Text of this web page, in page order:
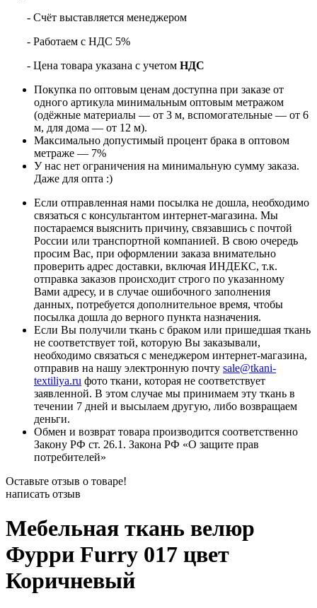
- Счёт выставляется менеджером
- Работаем с НДС 5%
- Цена товара указана с учетом НДС
Покупка по оптовым ценам доступна при заказе от
одного артикула минимальным оптовым метражом
(одёжные материалы — от 3 м, вспомогательные — от 6
м, для дома — от 12 м).
Максимально допустимый процент брака в оптовом
метраже — 7%
У нас нет ограничения на минимальную сумму заказа.
Даже для опта :)
Если отправленная нами посылка не дошла, необходимо
связаться с консультантом интернет-магазина. Мы
постараемся выяснить причину, связавшись с почтой
России или транспортной компанией. В свою очередь
просим Вас, при оформлении заказа внимательно
проверить адрес доставки, включая ИНДЕКС, т.к.
отправка заказов происходит строго по указанному
Вами адресу, и в случае ошибочного заполнения
данных, потребуется дополнительное время, чтобы
посылка дошла до верного пункта назначения.
Если Вы получили ткань с браком или пришедшая ткань
не соответствует той, которую Вы заказывали,
необходимо связаться с менеджером интернет-магазина,
отправив на нашу электронную почту sale@tkani-
textiliya.ru фото ткани, которая не соответствует
заявленной. В этом случае мы принимаем эту ткань в
течении 7 дней и высылаем другую, либо возвращаем
деньги.
Обмен и возврат товара производится соответственно
Закону РФ ст. 26.1. Закона РФ «О защите прав
потребителей»
Оставьте отзыв о товаре!
написать отзыв
Мебельная ткань велюр
Фурри Furry 017 цвет
Коричневый